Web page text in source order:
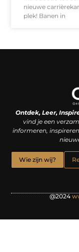
nieuwe
plek! Banen in
Ontdek, Leer,
vind je een
informeren,
Wie zijn wij?
@2024